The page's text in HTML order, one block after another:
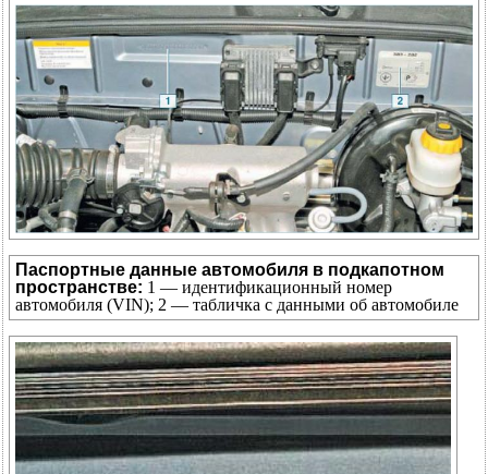
Паспортные данные автомобиля в подкапотном
пространстве: 1 — идентификационный номер
автомобиля (VIN); 2 — табличка с данными об автомобиле